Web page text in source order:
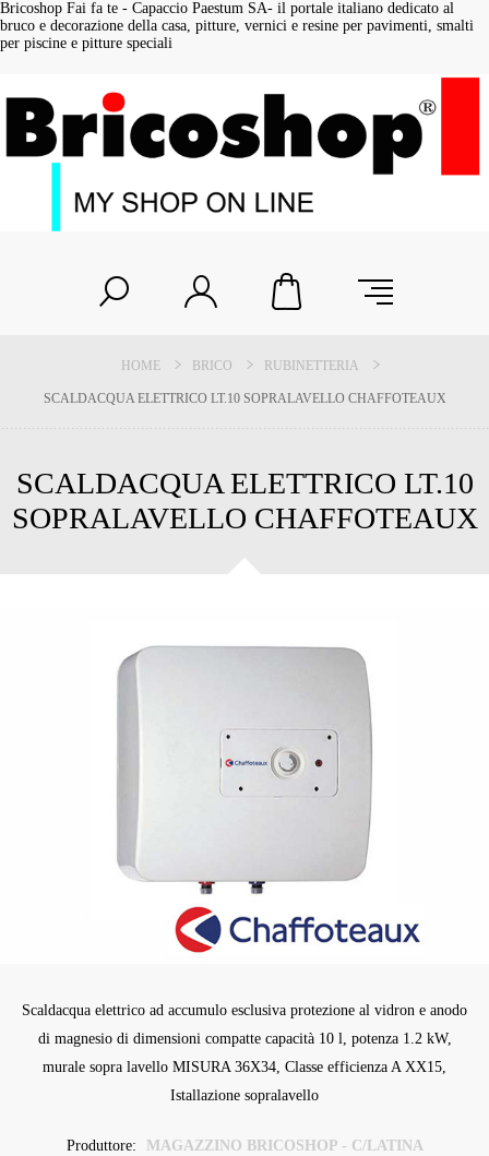
Bricoshop Fai fa te - Capaccio Paestum SA- il portale italiano dedicato al
bruco e decorazione della casa, pitture, vernici e resine per pavimenti, smalti
per piscine e pitture speciali
HOME BRICO RUBINETTERIA
SCALDACQUA ELETTRICO LT.10 SOPRALAVELLO CHAFFOTEAUX
SCALDACQUA ELETTRICO LT.10
SOPRALAVELLO CHAFFOTEAUX
Scaldacqua elettrico ad accumulo esclusiva protezione al vidron e anodo
di magnesio di dimensioni compatte capacità 10 l, potenza 1.2 kW,
murale sopra lavello MISURA 36X34, Classe efficienza A XX15,
Istallazione sopralavello
Produttore: MAGAZZINO BRICOSHOP - C/LATINA